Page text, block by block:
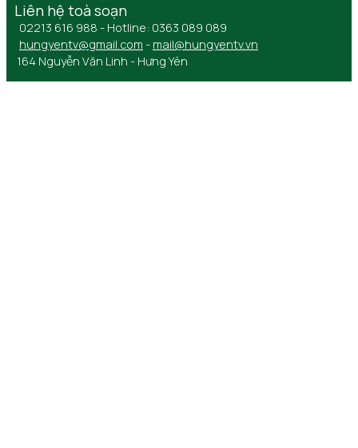
Liên hệ toà soạn
02213 616 988 - Hotline: 0363 089 089
hungyentv@gmail.com - mail@hungyentv.vn
164 Nguyễn Văn Linh - Hưng Yên